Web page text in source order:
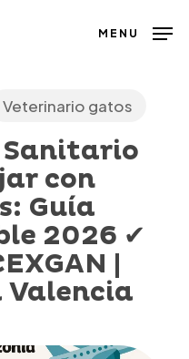
MENU
Veterinario gatos
con
Guía
2026 ✔
|